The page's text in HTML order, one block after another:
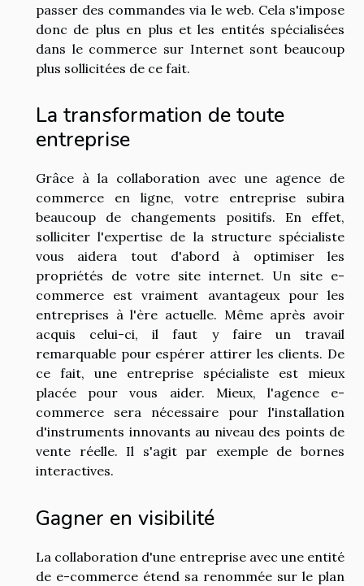
passer des commandes via le web. Cela s'impose
donc de plus en plus et les entités spécialisées
dans le commerce sur Internet sont beaucoup
plus sollicitées de ce fait.
La transformation de toute
entreprise
Grâce à la collaboration avec une agence de
commerce en ligne, votre entreprise subira
beaucoup de changements positifs. En effet,
solliciter l'expertise de la structure spécialiste
vous aidera tout d'abord à optimiser les
propriétés de votre site internet. Un site e-
commerce est vraiment avantageux pour les
entreprises à l'ère actuelle. Même après avoir
acquis celui-ci, il faut y faire un travail
remarquable pour espérer attirer les clients. De
ce fait, une entreprise spécialiste est mieux
placée pour vous aider. Mieux, l'agence e-
commerce sera nécessaire pour l'installation
d'instruments innovants au niveau des points de
vente réelle. Il s'agit par exemple de bornes
interactives.
Gagner en visibilité
La collaboration d'une entreprise avec une entité
de e-commerce étend sa renommée sur le plan